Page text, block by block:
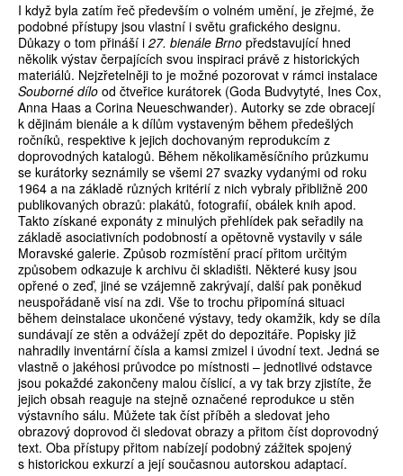
I když byla zatím řeč především o volném umění, je zřejmé, že
podobné přístupy jsou vlastní i světu grafického designu.
Důkazy o tom přináší i 27. bienále Brno představující hned
několik výstav čerpajících svou inspiraci právě z historických
materiálů. Nejzřetelněji to je možné pozorovat v rámci instalace
Souborné dílo od čtveřice kurátorek (Goda Budvytyté, Ines Cox,
Anna Haas a Corina Neueschwander). Autorky se zde obracejí
k dějinám bienále a k dílům vystaveným během předešlých
ročníků, respektive k jejich dochovaným reprodukcím z
doprovodných katalogů. Během několikaměsíčního průzkumu
se kurátorky seznámily se všemi 27 svazky vydanými od roku
1964 a na základě různých kritérií z nich vybraly přibližně 200
publikovaných obrazů: plakátů, fotografií, obálek knih apod.
Takto získané exponáty z minulých přehlídek pak seřadily na
základě asociativních podobností a opětovně vystavily v sále
Moravské galerie. Způsob rozmístění prací přitom určitým
způsobem odkazuje k archivu či skladišti. Některé kusy jsou
opřené o zeď, jiné se vzájemně zakrývají, další pak poněkud
neuspořádaně visí na zdi. Vše to trochu připomíná situaci
během deinstalace ukončené výstavy, tedy okamžik, kdy se díla
sundávají ze stěn a odvážejí zpět do depozitáře. Popisky již
nahradily inventární čísla a kamsi zmizel i úvodní text. Jedná se
vlastně o jakéhosi průvodce po místnosti – jednotlivé odstavce
jsou pokaždé zakončeny malou číslicí, a vy tak brzy zjistíte, že
jejich obsah reaguje na stejně označené reprodukce u stěn
výstavního sálu. Můžete tak číst příběh a sledovat jeho
obrazový doprovod či sledovat obrazy a přitom číst doprovodný
text. Oba přístupy přitom nabízejí podobný zážitek spojený
s historickou exkurzí a její současnou autorskou adaptací.